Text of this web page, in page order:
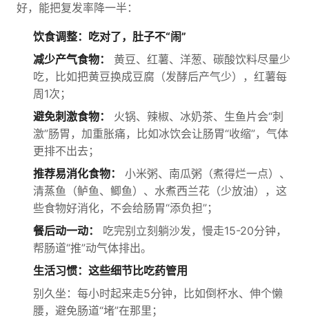
好，能把复发率降一半：
饮食调整：吃对了，肚子不“闹”
减少产气食物：
黄豆、红薯、洋葱、碳酸饮料尽量少
吃，比如把黄豆换成豆腐（发酵后产气少），红薯每
周1次；
避免刺激食物：
火锅、辣椒、冰奶茶、生鱼片会“刺
激”肠胃，加重胀痛，比如冰饮会让肠胃“收缩”，气体
更排不出去；
推荐易消化食物：
小米粥、南瓜粥（煮得烂一点）、
清蒸鱼（鲈鱼、鲫鱼）、水煮西兰花（少放油），这
些食物好消化，不会给肠胃“添负担”；
餐后动一动：
吃完别立刻躺沙发，慢走15-20分钟，
帮肠道“推”动气体排出。
生活习惯：这些细节比吃药管用
别久坐：每小时起来走5分钟，比如倒杯水、伸个懒
腰，避免肠道“堵”在那里；